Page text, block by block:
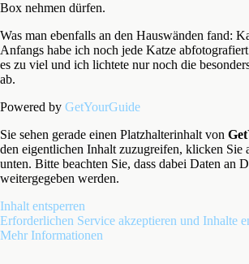
Box nehmen dürfen.
Was man ebenfalls an den Hauswänden fand:
Anfangs habe ich noch jede Katze
es zu viel und ich lichtete nur noch die
ab.
Powered by GetYourGuide
Sie sehen gerade einen Platzhalterinhalt von
den eigentlichen Inhalt zuzugreifen, klicken Sie
unten. Bitte beachten Sie, dass dabei Daten an
weitergegeben werden.
Inhalt entsperren
Erforderlichen Service akzeptieren und Inhalte
Mehr Informationen